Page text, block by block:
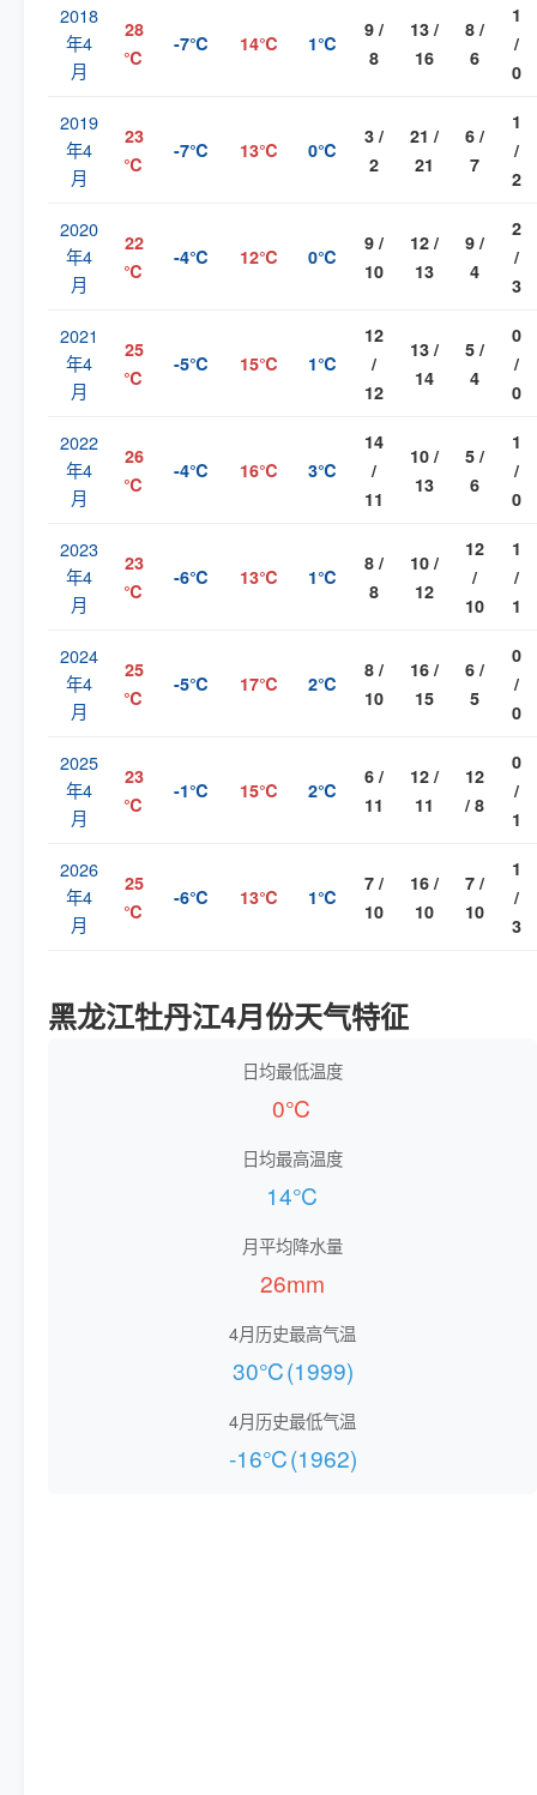
2018
年4
月
28
℃
-7℃ 14℃ 1℃
9 /
8
13 /
16
8 /
6
1
/
0
2019
年4
月
23
℃
-7℃ 13℃ 0℃
3 /
2
21 /
21
6 /
7
1
/
2
2020
年4
月
22
℃
-4℃ 12℃ 0℃
9 /
10
12 /
13
9 /
4
2
/
3
2021
年4
月
25
℃
-5℃ 15℃ 1℃
12
/
12
13 /
14
5 /
4
0
/
0
2022
年4
月
26
℃
-4℃ 16℃ 3℃
14
/
11
10 /
13
5 /
6
1
/
0
2023
年4
月
23
℃
-6℃ 13℃ 1℃
8 /
8
10 /
12
12
/
10
1
/
1
2024
年4
月
25
℃
-5℃ 17℃ 2℃
8 /
10
16 /
15
6 /
5
0
/
0
2025
年4
月
23
℃
-1℃ 15℃ 2℃
6 /
11
12 /
11
12
/ 8
0
/
1
2026
年4
月
25
℃
-6℃ 13℃ 1℃
7 /
10
16 /
10
7 /
10
1
/
3
黑龙江牡丹江4月份天气特征
日均最低温度
0℃
日均最高温度
14℃
月平均降水量
26mm
4月历史最高气温
30℃(1999)
4月历史最低气温
-16℃(1962)